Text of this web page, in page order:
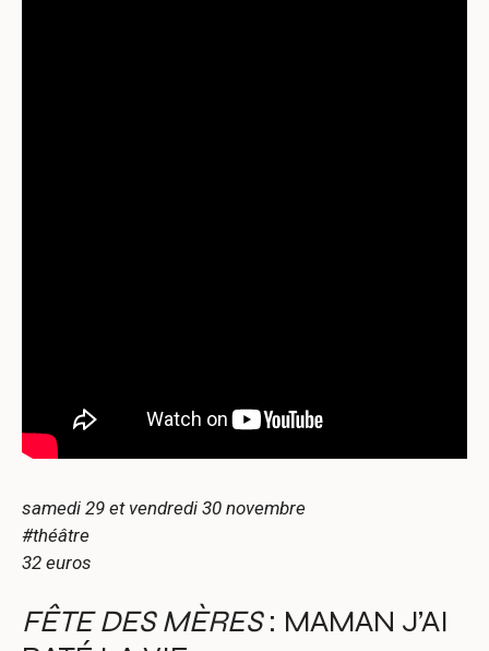
samedi 29 et vendredi 30 novembre
#théâtre
32 euros
FÊTE DES MÈRES: MAMAN J’AI